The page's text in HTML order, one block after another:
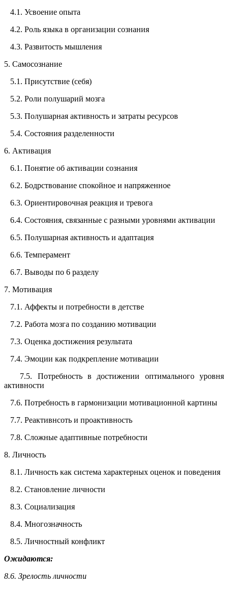
4.1. Усвоение опыта
4.2. Роль языка в организации сознания
4.3. Развитость мышления
5. Самосознание
5.1. Присутствие (себя)
5.2. Роли полушарий мозга
5.3. Полушарная активность и затраты ресурсов
5.4. Состояния разделенности
6. Активация
6.1. Понятие об активации сознания
6.2. Бодрствование спокойное и напряженное
6.3. Ориентировочная реакция и тревога
6.4. Состояния, связанные с разными уровнями активации
6.5. Полушарная активность и адаптация
6.6. Темперамент
6.7. Выводы по 6 разделу
7. Мотивация
7.1. Аффекты и потребности в детстве
7.2. Работа мозга по созданию мотивации
7.3. Оценка достижения результата
7.4. Эмоции как подкрепление мотивации
7.5. Потребность в достижении оптимального уровня
активности
7.6. Потребность в гармонизации мотивационной картины
7.7. Реактивнсоть и проактивность
7.8. Сложные адаптивные потребности
8. Личность
8.1. Личность как система характерных оценок и поведения
8.2. Становление личности
8.3. Социализация
8.4. Многозначность
8.5. Личностный конфликт
Ожидаются:
8.6. Зрелость личности